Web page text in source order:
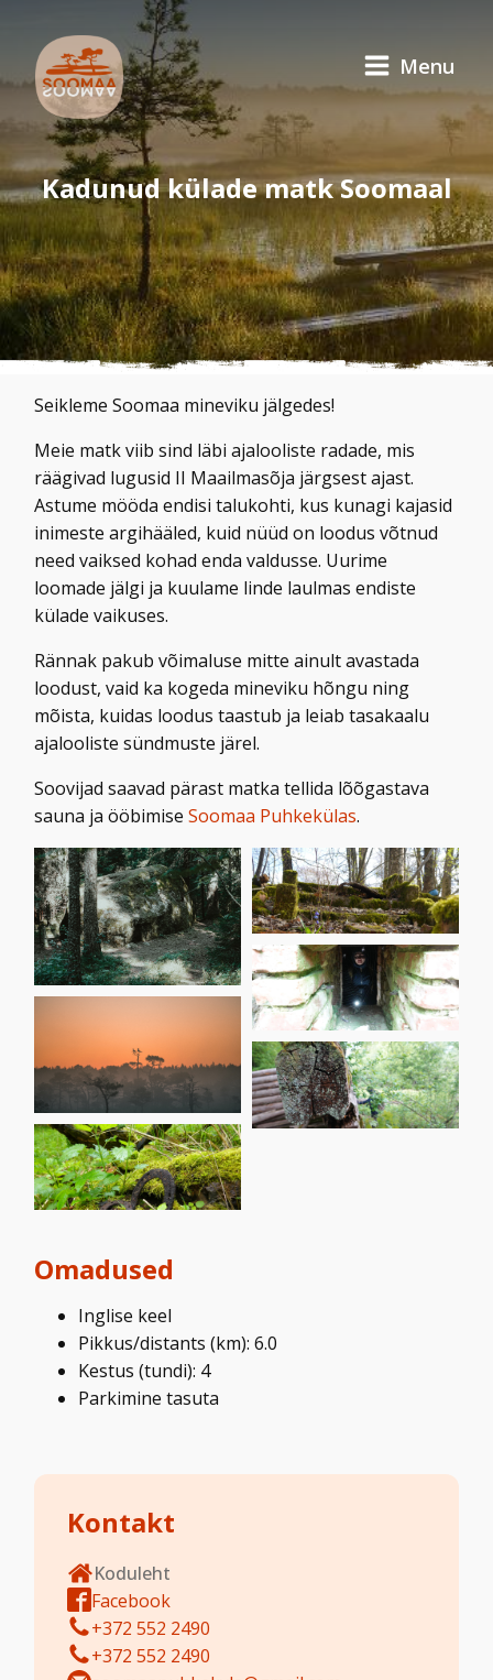
Menu
Kadunud külade matk Soomaal
Seikleme Soomaa mineviku jälgedes!
Meie matk viib sind läbi ajalooliste radade, mis
räägivad lugusid II Maailmasõja järgsest ajast.
Astume mööda endisi talukohti, kus kunagi kajasid
inimeste argihääled, kuid nüüd on loodus võtnud
need vaiksed kohad enda valdusse. Uurime
loomade jälgi ja kuulame linde laulmas endiste
külade vaikuses.
Rännak pakub võimaluse mitte ainult avastada
loodust, vaid ka kogeda mineviku hõngu ning
mõista, kuidas loodus taastub ja leiab tasakaalu
ajalooliste sündmuste järel.
Soovijad saavad pärast matka tellida lõõgastava
sauna ja ööbimiseSoomaa Puhkekülas.
Omadused
Inglise keel
Pikkus/distants (km): 6.0
Kestus (tundi): 4
Parkimine tasuta
Kontakt
Koduleht
Facebook
+372 552 2490
+372 552 2490